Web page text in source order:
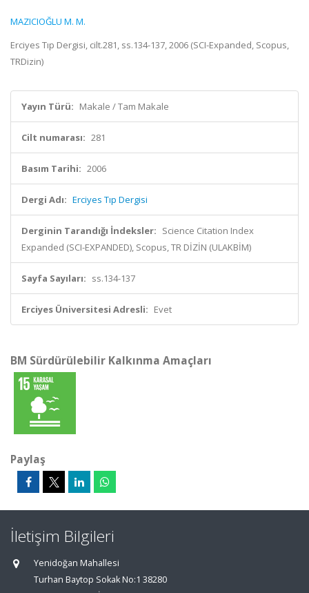
MAZICIOĞLU M. M.
Erciyes Tıp Dergisi, cilt.281, ss.134-137, 2006 (SCI-Expanded, Scopus,
TRDizin)
Yayın Türü: Makale / Tam Makale
Cilt numarası: 281
Basım Tarihi: 2006
Dergi Adı: Erciyes Tıp Dergisi
Derginin Tarandığı İndeksler: Science Citation Index
Expanded (SCI-EXPANDED), Scopus, TR DİZİN (ULAKBİM)
Sayfa Sayıları: ss.134-137
Erciyes Üniversitesi Adresli: Evet
BM Sürdürülebilir Kalkınma Amaçları
Paylaş
İletişim Bilgileri
Yenidoğan Mahallesi
Turhan Baytop Sokak No:1 38280